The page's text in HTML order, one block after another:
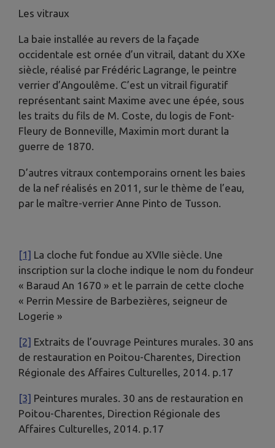
Les vitraux
La baie installée au revers de la façade
occidentale est ornée d’un vitrail, datant du XXe
siècle, réalisé par Frédéric Lagrange, le peintre
verrier d’Angoulême. C’est un vitrail figuratif
représentant saint Maxime avec une épée, sous
les traits du fils de M. Coste, du logis de Font-
Fleury de Bonneville, Maximin mort durant la
guerre de 1870.
D’autres vitraux contemporains ornent les baies
de la nef réalisés en 2011, sur le thème de l’eau,
par le maître-verrier Anne Pinto de Tusson.
[1] La cloche fut fondue au XVIIe siècle. Une
inscription sur la cloche indique le nom du fondeur
« Baraud An 1670 » et le parrain de cette cloche
« Perrin Messire de Barbezières, seigneur de
Logerie »
[2] Extraits de l’ouvrage Peintures murales. 30 ans
de restauration en Poitou-Charentes, Direction
Régionale des Affaires Culturelles, 2014. p.17
[3] Peintures murales. 30 ans de restauration en
Poitou-Charentes, Direction Régionale des
Affaires Culturelles, 2014. p.17